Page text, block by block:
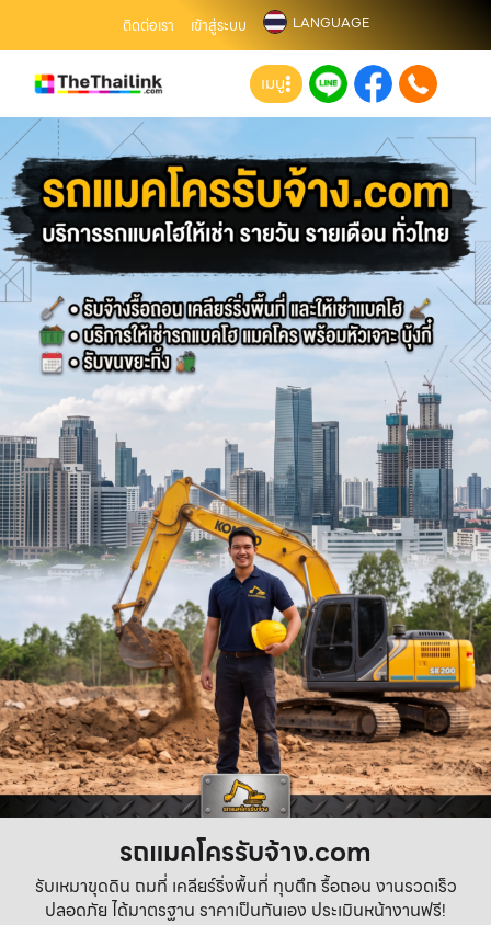
ติดต่อเรา เข้าสู่ระบบ LANGUAGE
เมนู
รถแมคโครรับจ้าง.com
รับเหมาขุดดิน ถมที่ เคลียร์ริ่งพื้นที่ ทุบตึก รื้อถอน งานรวดเร็ว
ปลอดภัย ได้มาตรฐาน ราคาเป็นกันเอง ประเมินหน้างานฟรี!